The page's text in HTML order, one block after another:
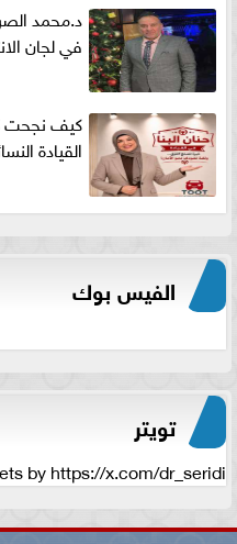
د.محمد
في لجان
كيف نجحت
القيادة
الفيس بوك
تويتر
by https://x.com/dr_seridi